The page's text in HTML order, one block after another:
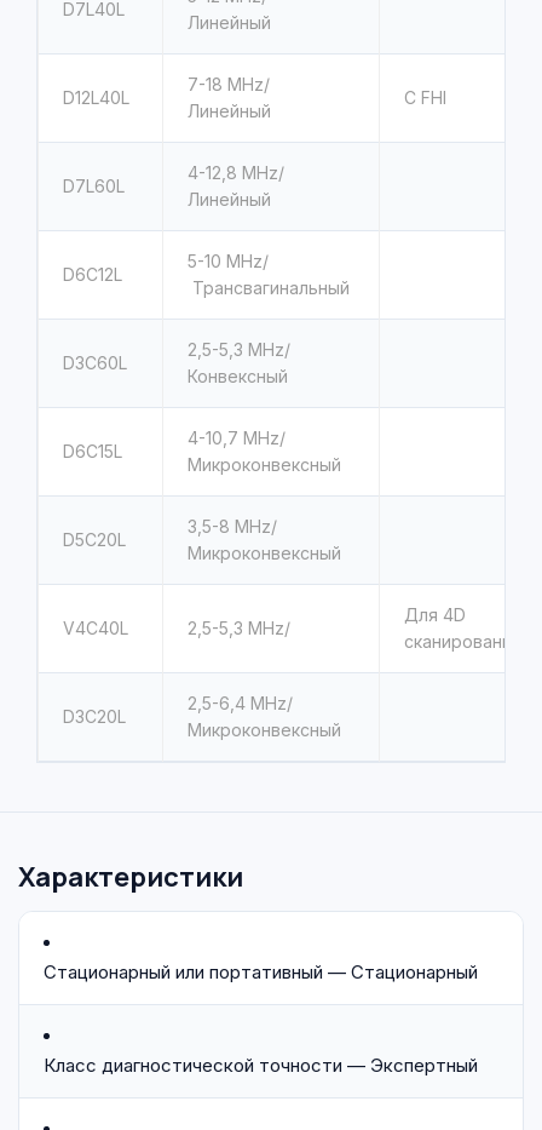
D7L40L
Линейный
D12L40L
7-18 MHz/
Линейный
С FHI
D7L60L
4-12,8 MHz/
Линейный
D6C12L
5-10 MHz/
Трансвагинальный
D3С60L
2,5-5,3 MHz/
Конвексный
D6C15L
4-10,7 MHz/
Микроконвексный
D5C20L
3,5-8 MHz/
Микроконвексный
V4C40L 2,5-5,3 MHz/
Для 4D
сканирования
D3C20L
2,5-6,4 MHz/
Микроконвексный
Характеристики
Стационарный или портативный — Стационарный
Класс диагностической точности — Экспертный